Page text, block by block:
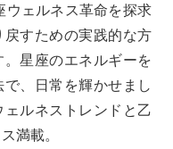
ウェルネス革命を探求
戻すための実践的な方
星座のエネルギーを
、日常を輝かせまし
ェルネストレンドと乙
満載。